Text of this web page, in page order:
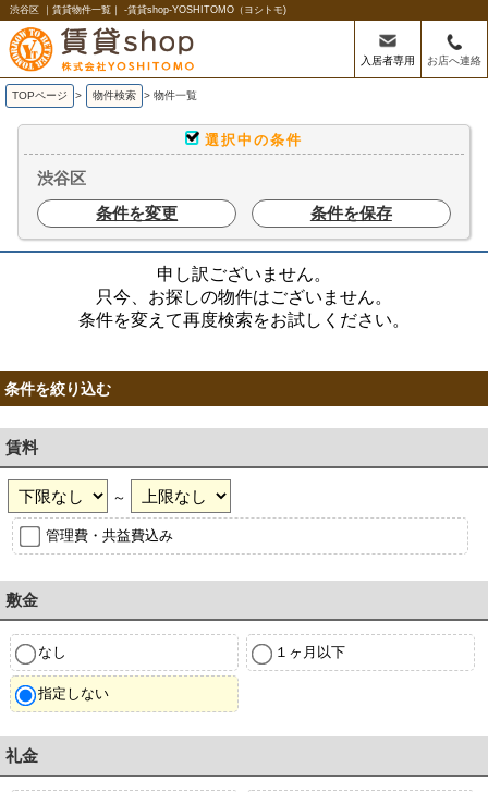
渋谷区 ｜賃貸物件一覧｜ -賃貸shop-YOSHITOMO（ヨシトモ)
入居者専用 お店へ連絡
TOPページ > 物件検索 > 物件一覧
選択中の条件
渋谷区
条件を変更
条件を保存
申し訳ございません。
只今、お探しの物件はございません。
条件を変えて再度検索をお試しください。
条件を絞り込む
賃料
～
管理費・共益費込み
敷金
なし １ヶ月以下
指定しない
礼金